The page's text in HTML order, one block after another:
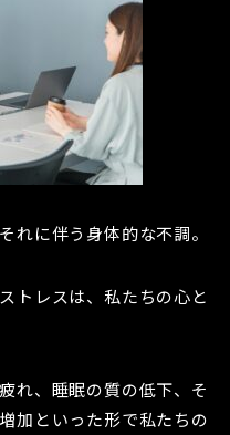
れに伴う身体的な不調。
トレスは、私たちの心と
れ、睡眠の質の低下、そ
加といった形で私たちの